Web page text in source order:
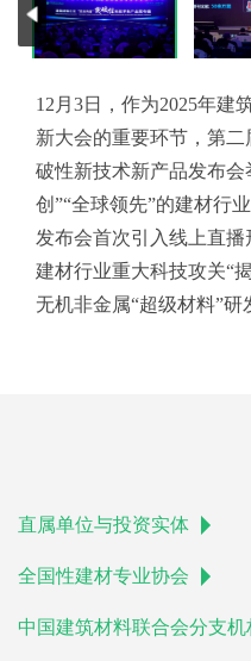
12月3日，作为2025年建
新大会的重要环节，第
破性新技术新产品发布
创”“全球领先”的建材行
发布会首次引入线上直
建材行业重大科技攻关“
无机非金属“超级材料”研
直属单位与投资实体
全国性建材专业协会
中国建筑材料联合会分支机